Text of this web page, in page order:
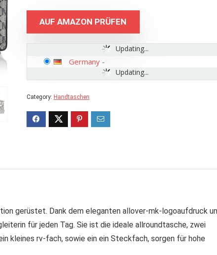
AUF AMAZON PRÜFEN
Updating...
Updating...
Germany-
Category: Handtaschen
gerüstet. Dank dem eleganten allover-mk-logoaufdruck
für jeden Tag. Sie ist die ideale allroundtasche, zwei
kleines rv-fach, sowie ein ein Steckfach, sorgen für hohe